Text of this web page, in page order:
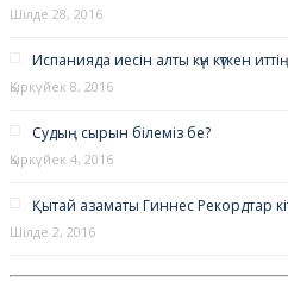
Шілде 28, 2016
Испанияда иесін алты күн күткен
Қыркүйек 8, 2016
Судың сырын білеміз бе?
Қыркүйек 4, 2016
Қытай азаматы Гиннес Рекордтар
Шілде 2, 2016